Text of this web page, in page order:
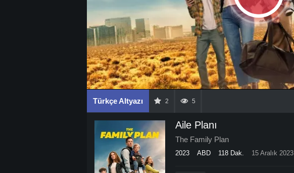
Türkçe Altyazı 2 5
Aile Planı
The Family Plan
2023 ABD 118 Dak. 15 Aralık 2023